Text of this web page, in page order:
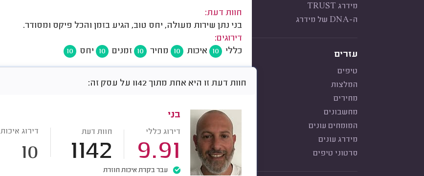
מידרג TRUST
ה-DNA של מידרג
עזרים
טיפים
המלצות
מחירים
מחשבונים
המומחים עונים
מידרג עונים
סרטוני טיפים
חוות דעת:
בני נתן שירות מעולה, יחס טוב, הגיע בזמן והכל פיקס ומסודר.
דירוגים:
כללי
10 איכות 10 מחיר 10 זמנים 10 יחס 10
חוות דעת זו היא אחת מתוך 1142 על עסק זה:
בני
דירוג כללי
9.91
חוות דעת
1142
דירוג איכות
10
עבר בקרת איכות חוזרת